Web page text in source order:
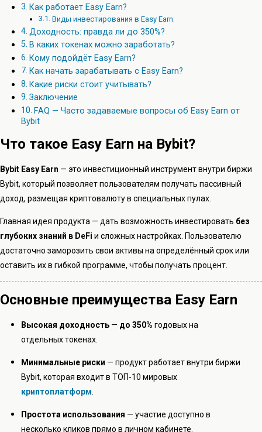
Как работает Easy Earn?
Виды инвестирования в Easy Earn:
Доходность: правда ли до 350%?
В каких токенах можно заработать?
Кому подойдёт Easy Earn?
Как начать зарабатывать с Easy Earn?
Какие риски стоит учитывать?
Заключение
FAQ — Часто задаваемые вопросы об Easy Earn от
Bybit
Что такое Easy Earn на Bybit?
Bybit Easy Earn — это инвестиционный инструмент внутри биржи
Bybit, который позволяет пользователям получать пассивный
доход, размещая криптовалюту в специальных пулах.
Главная идея продукта — дать возможность инвестировать без
глубоких знаний в DeFi и сложных настройках. Пользователю
достаточно заморозить свои активы на определённый срок или
оставить их в гибкой программе, чтобы получать процент.
Основные преимущества Easy Earn
Высокая доходность— до 350% годовых на
отдельных токенах.
Минимальные риски — продукт работает внутри биржи
Bybit, которая входит в ТОП-10 мировых
криптоплатформ
Простота использования — участие доступно в
несколько кликов прямо в личном кабинете.